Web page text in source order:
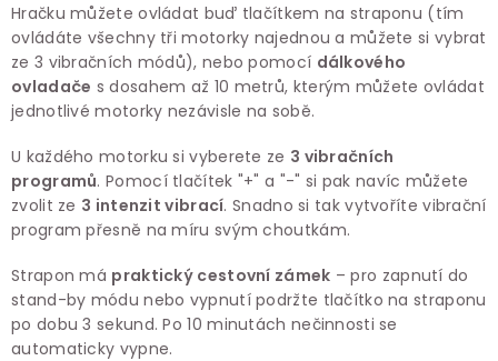
Hračku můžete ovládat buď tlačítkem na straponu (tím
ovládáte všechny tři motorky najednou a můžete si vybrat
ze 3 vibračních módů), nebo pomocí dálkového
ovladače s dosahem až 10 metrů, kterým můžete ovládat
jednotlivé motorky nezávisle na sobě.
U každého motorku si vyberete ze 3 vibračních
programů. Pomocí tlačítek "+" a "-" si pak navíc můžete
zvolit ze 3 intenzit vibrací. Snadno si tak vytvoříte vibrační
program přesně na míru svým choutkám.
Strapon má praktický cestovní zámek – pro zapnutí do
stand-by módu nebo vypnutí podržte tlačítko na straponu
po dobu 3 sekund. Po 10 minutách nečinnosti se
automaticky vypne.